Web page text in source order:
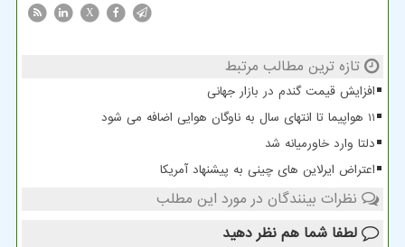
X
تازه ترین مطالب مرتبط
افزایش قیمت گندم در بازار جهانی
11 هواپیما تا انتهای سال به ناوگان هوایی اضافه می شود
دلتا وارد خاورمیانه شد
اعتراض ایرلاین های چینی به پیشنهاد آمریکا
نظرات بینندگان در مورد این مطلب
لطفا شما هم نظر دهید